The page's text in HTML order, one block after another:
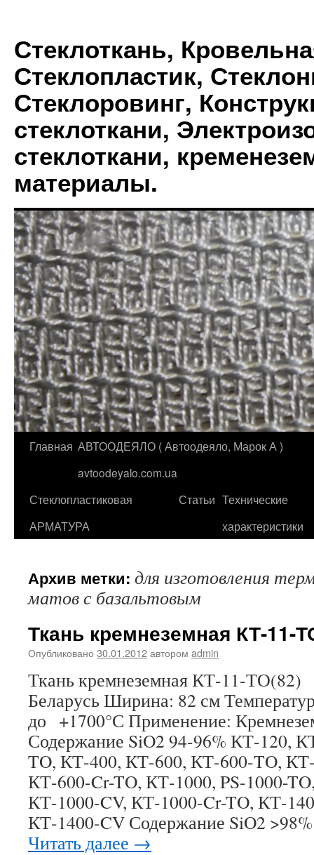
Стеклоткань,
Стеклопластик,
Стеклоровинг,
стеклоткани,
стеклоткани,
материалы.
Перейти
содержимому
Главная АВТООДЕЯЛО ( Автоодеяло, Марок А )
avtoodeyalo.com.ua
Стеклопластиковая
АРМАТУРА
Статьи Технические
характеристики
Архив метки: для изготовления
матов с базальтовым
Ткань кремнеземная КТ-11-
Опубликовано 30.01.2012автором admin
Ткань кремнеземная КТ-11-ТО(82)
Беларусь Ширина: 82 см
до +1700°С Применение:
Содержание SiO2 94-96% КТ-120,
TO, КТ-400, КТ-600, КТ-600-TO,
КТ-600-Cr-TO, КТ-1000, PS-1000-
КТ-1000-CV, КТ-1000-Cr-TO, КТ-
КТ-1400-CV Содержание SiO2
Читать далее →